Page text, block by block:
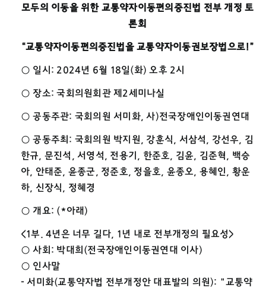
모두의 이동을 위한 교통약자이동편의증진법 전부 개정 토
론회
“교통약자이동편의증진법을 교통약자이동권보장법으로!”
○ 일시: 2024년 6월 18일(화) 오후 2시
○ 장소: 국회의원회관 제2세미나실
○ 공동주관: 국회의원 서미화, 사)전국장애인이동권연대
○ 공동주최: 국회의원 박지원, 강훈식, 서삼석, 강선우, 김
한규, 문진석, 서영석, 전용기, 한준호, 김윤, 김준혁, 백승
아, 안태준, 윤종군, 정준호, 정을호, 윤종오, 용혜인, 황운
하, 신장식, 정혜경
○ 개요: (*아래)
<1부. 4년은 너무 길다, 1년 내로 전부개정의 필요성>
○ 사회: 박대희(전국장애인이동권연대 이사)
○ 인사말
- 서미화(교통약자법 전부개정안 대표발의 의원): "교통약